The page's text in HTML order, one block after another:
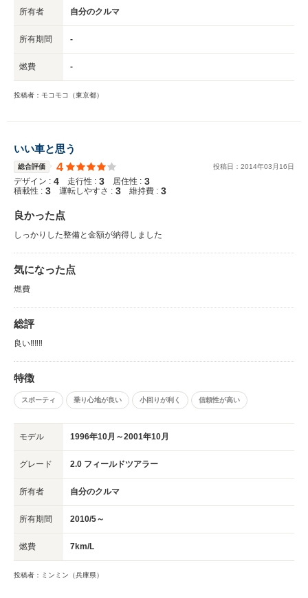
所有者 自分のクルマ
所有期間 -
燃費 -
投稿者：モコモコ（東京都）
いい車と思う
総合評価 4 投稿日： 2014年03 月 16日
デザイン : 4 走行性 : 3 居住性 : 3
積載性 : 3 運転しやすさ : 3 維持費 : 3
良かった点
しっかりした整備と金額が納得しました
気になった点
燃費
総評
良い‼︎‼︎‼︎
特徴
スポーティ 乗り心地が良い 小回りが利く 信頼性が高い
モデル 1996年10月～2001年10月
グレード 2.0 フィールドツアラー
所有者 自分のクルマ
所有期間 2010/5～
燃費 7km/L
投稿者：ミンミン（兵庫県）